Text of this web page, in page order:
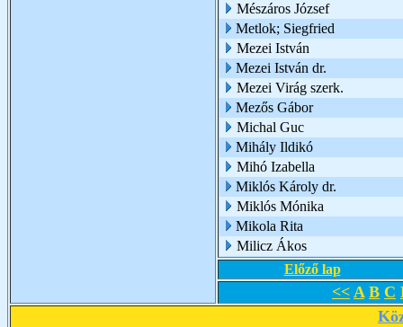
Mészáros József
Metlok; Siegfried
Mezei István
Mezei István dr.
Mezei Virág szerk.
Mezős Gábor
Michal Guc
Mihály Ildikó
Mihó Izabella
Miklós Károly dr.
Miklós Mónika
Mikola Rita
Milicz Ákos
Előző lap
<< A B C